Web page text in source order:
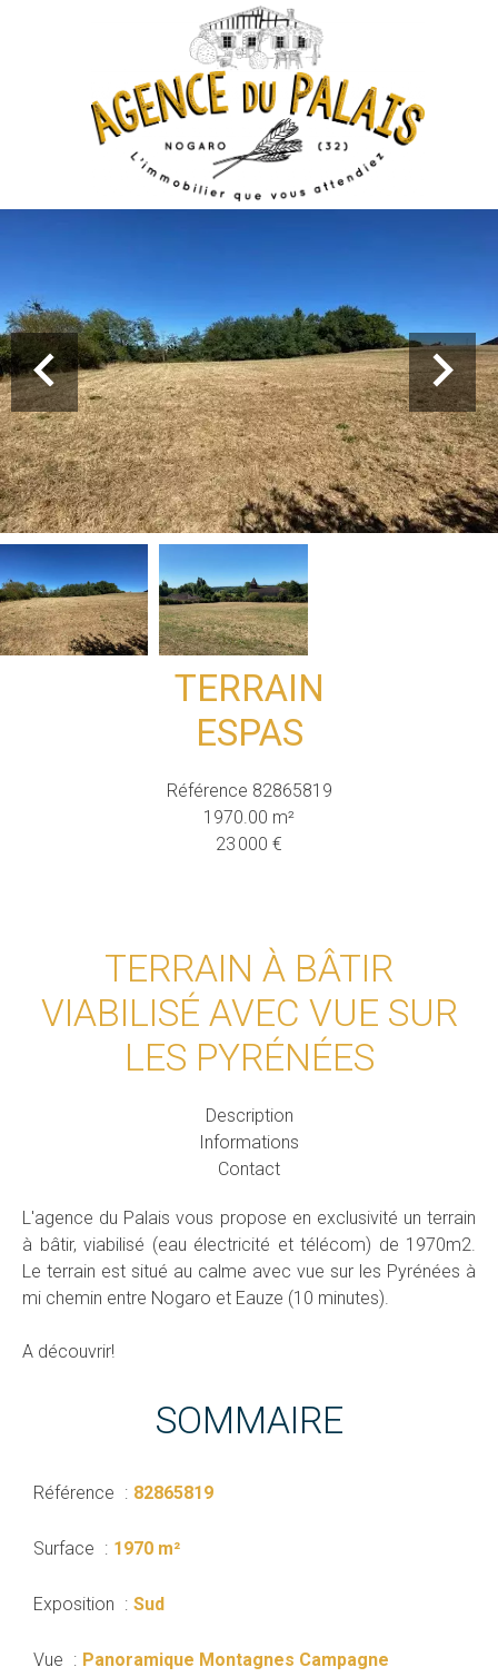
TERRAIN
ESPAS
Référence 82865819
1970.00 m²
23 000 €
TERRAIN À BÂTIR
VIABILISÉ AVEC VUE SUR
LES PYRÉNÉES
Description
Informations
Contact
L'agence du Palais vous propose en exclusivité un terrain
à bâtir, viabilisé (eau électricité et télécom) de 1970m2.
Le terrain est situé au calme avec vue sur les Pyrénées à
mi chemin entre Nogaro et Eauze (10 minutes).
A découvrir!
SOMMAIRE
Référence 82865819
Surface 1970 m²
Exposition Sud
Vue Panoramique Montagnes Campagne